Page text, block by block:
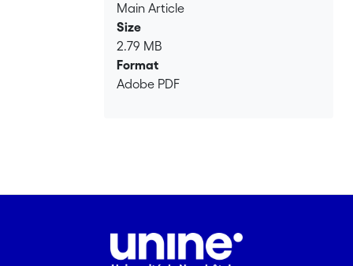
Main Article
Size
2.79 MB
Format
Adobe PDF